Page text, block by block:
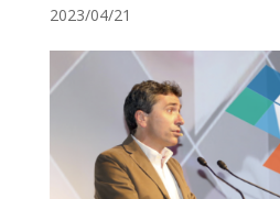
2023/04/21